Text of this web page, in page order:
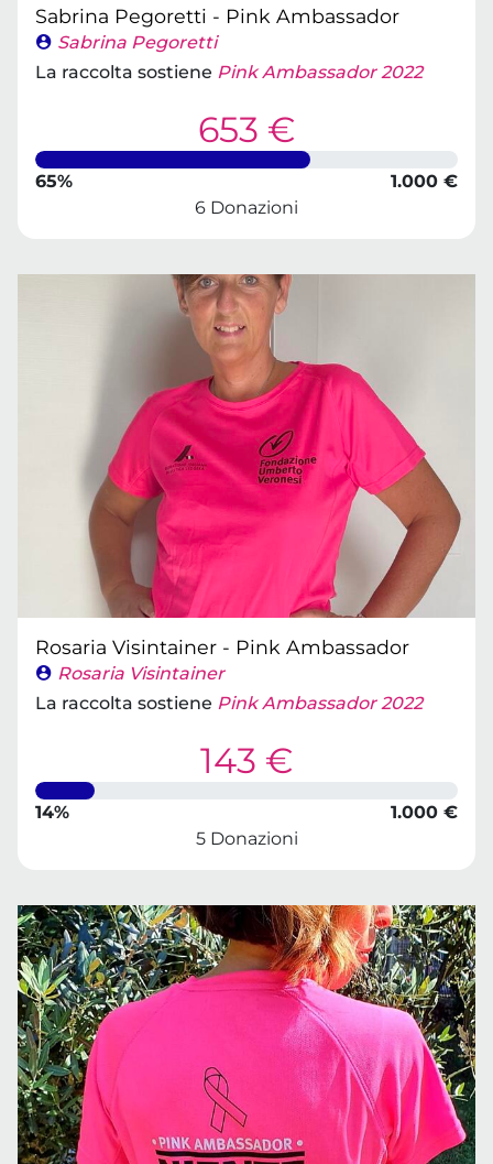
Sabrina Pegoretti - Pink Ambassador
Sabrina Pegoretti
La raccolta sostiene Pink Ambassador 2022
653 €
65%
1.000 €
6 Donazioni
Rosaria Visintainer - Pink Ambassador
Rosaria Visintainer
La raccolta sostiene Pink Ambassador 2022
143 €
14%
1.000 €
5 Donazioni